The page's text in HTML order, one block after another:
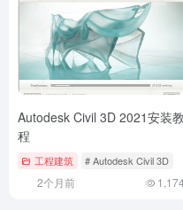
Autodesk Civil 3D 2021安装教
程
工程建筑 # Autodesk Civil 3D
2个月前